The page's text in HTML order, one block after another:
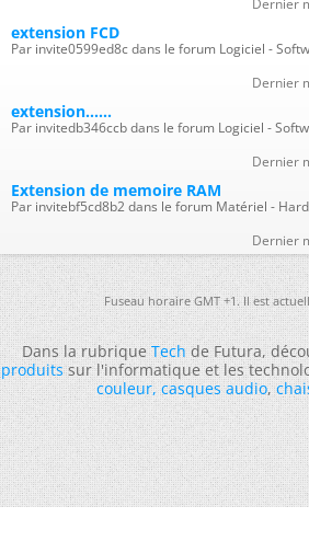
Dernier
extension FCD
Par invite0599ed8c dans le forum Logiciel -
Dernier
extension......
Par invitedb346ccb dans le forum Logiciel -
Dernier
Extension de memoire RAM
Par invitebf5cd8b2 dans le forum Matériel -
Dernier
Fuseau horaire GMT +1. Il est
Dans la rubriqueTechde Futura,
produitssur l'informatique et les
couleur,casques audio,